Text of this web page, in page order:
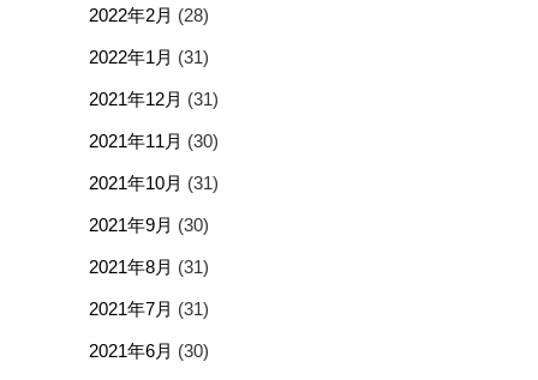
2022年2月 (28)
2022年1月 (31)
2021年12月 (31)
2021年11月 (30)
2021年10月 (31)
2021年9月 (30)
2021年8月 (31)
2021年7月 (31)
2021年6月 (30)